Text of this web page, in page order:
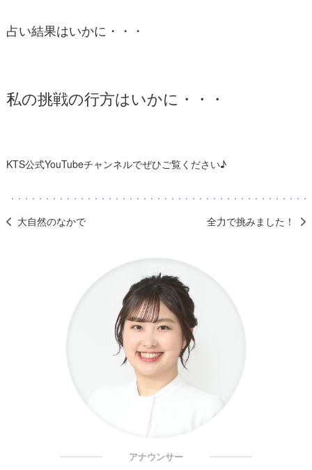
占い結果はいかに・・・
私の挑戦の行方はいかに・・・
KTS公式YouTubeチャンネルでぜひご覧ください♪
大自然のなかで 全力で挑みました！
アナウンサー